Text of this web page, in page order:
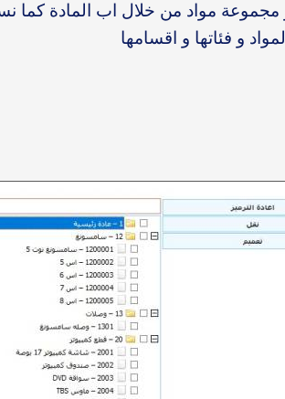
مجموعة مواد من خلال اب المادة كما
و فئاتها و اقسامها